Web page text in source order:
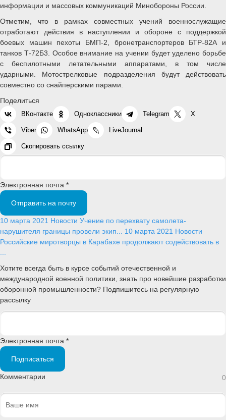
информации и массовых коммуникаций Минобороны России.
Отметим, что в рамках совместных учений военнослужащие
отработают действия в наступлении и обороне с поддержкой
боевых машин пехоты БМП-2, бронетранспортеров БТР-82А и
танков Т-72Б3. Особое внимание на учении будет уделено борьбе
с беспилотными летательными аппаратами, в том числе
ударными. Мотострелковые подразделения будут действовать
совместно со снайперскими парами.
Поделиться
ВКонтакте Одноклассники Telegram X
Viber WhatsApp LiveJournal
Скопировать ссылку
Электронная почта *
Отправить на почту
10 марта 2021 Новости Учение по перехвату самолета-
нарушителя границы провели экип... 10 марта 2021 Новости
Российские миротворцы в Карабахе продолжают содействовать в
Хотите всегда быть в курсе событий отечественной и
международной военной политики, знать про новейшие разработки
оборонной промышленности? Подпишитесь на регулярную
рассылку
Электронная почта *
Подписаться
Комментарии 0